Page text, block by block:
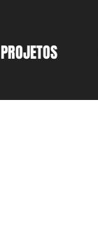
PROJETOS